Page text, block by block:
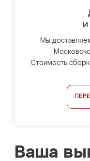
и
Мы
Стоимость
Ваша